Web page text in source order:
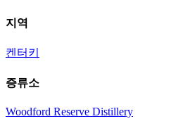
지역
켄터키
증류소
Woodford Reserve Distillery